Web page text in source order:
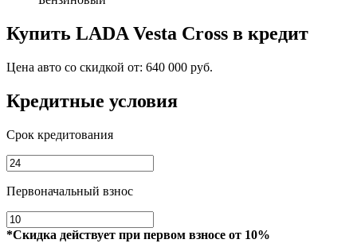
Купить LADA Vesta Cross в кредит
Цена авто со скидкой от: 640 000 руб.
Кредитные условия
Срок кредитования
Первоначальный взнос
*Скидка действует при первом взносе от 10%